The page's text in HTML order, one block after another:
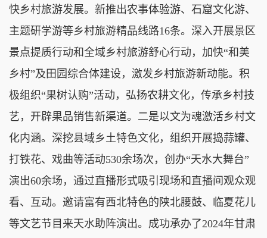
快乡村旅游发展。新推出农事体验游、石窟文化游、
主题研学游等乡村旅游精品线路16条。深入开展景区
景点提质行动和全域乡村旅游舒心行动，加快“和美
乡村”及田园综合体建设，激发乡村旅游新动能。积
极组织“果树认购”活动，弘扬农耕文化，传承乡村技
艺，开辟果品销售新渠道。二是以文为魂激活乡村文
化内涵。深挖县域乡土特色文化，组织开展捣蒜罐、
打铁花、戏曲等活动530余场次，创办“天水大舞台”
演出60余场，通过直播形式吸引现场和直播间观众观
看、互动。邀请富有西北特色的陕北腰鼓、临夏花儿
等文艺节目来天水助阵演出。成功承办了2024年甘肃